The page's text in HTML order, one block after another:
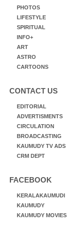
PHOTOS
LIFESTYLE
SPIRITUAL
INFO+
ART
ASTRO
CARTOONS
CONTACT US
EDITORIAL
ADVERTISMENTS
CIRCULATION
BROADCASTING
KAUMUDY TV ADS
CRM DEPT
FACEBOOK
KERALAKAUMUDI
KAUMUDY
KAUMUDY MOVIES